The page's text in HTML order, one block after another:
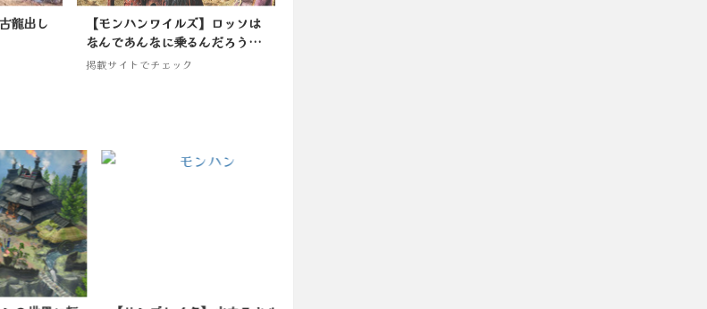
龍出し
【モンハンワイルズ】ロッソは
なんであんなに乗るんだろう…
掲載サイトでチェック